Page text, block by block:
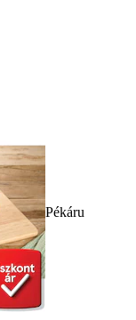
Pékáru